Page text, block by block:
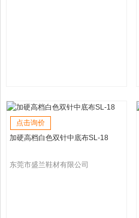
点击询价
加硬高档白色双针中底布SL-18
东莞市盛兰鞋材有限公司